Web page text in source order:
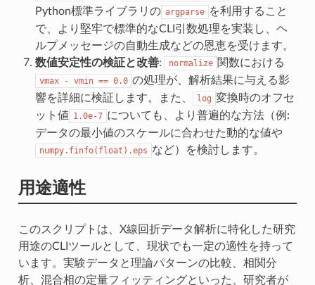
Python標準ライブラリの argparse を利用すること
で、より堅牢で標準的なCLI引数処理を実装し、ヘ
ルプメッセージの自動生成などの恩恵を受けます。
数値安定性の検証と改善: normalize 関数における
vmax - vmin == 0.0 の処理が、解析結果に与える影
響を詳細に検証します。また、
log 変換時のオフセ
ット値 1.0e-7 についても、より普遍的な方法（例:
データの最小値のスケールに合わせた動的な値や
numpy.finfo(float).eps など）を検討します。
用途適性
このスクリプトは、X線回折データ解析に特化した研究
用途のCLIツールとして、現状でも一定の適性を持って
います。実験データと理論パターンの比較、相関分
析、混合相の定量フィッティングといった、研究者が